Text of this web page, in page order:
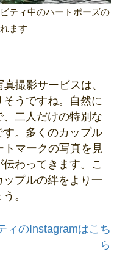
ティ中のハートポーズの
ます
撮影サービスは、
うですね。自然に
二人だけの特別な
。多くのカップル
マークの写真を見
わってきます。こ
プルの絆をより一
。
ィのInstagramはこち
ら